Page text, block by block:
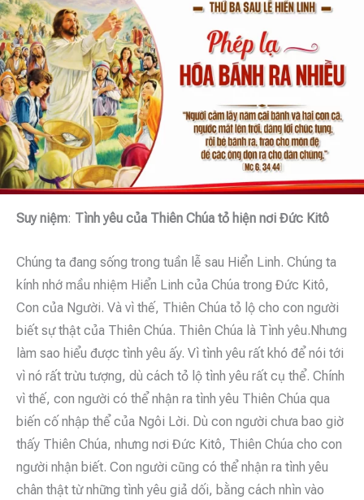
Suy niệm: Tình yêu của Thiên Chúa tỏ hiện nơi Đức Kitô
Chúng ta đang sống trong tuần lễ sau Hiển Linh. Chúng ta
kính nhớ mầu nhiệm Hiển Linh của Chúa trong Đức Kitô,
Con của Người. Và vì thế, Thiên Chúa tỏ lộ cho con người
biết sự thật của Thiên Chúa. Thiên Chúa là Tình yêu.Nhưng
làm sao hiểu được tình yêu ấy. Vì tình yêu rất khó để nói tới
vì nó rất trừu tượng, dù cách tỏ lộ tình yêu rất cụ thể. Chính
vì thế, con người có thể nhận ra tình yêu Thiên Chúa qua
biến cố nhập thể của Ngôi Lời. Dù con người chưa bao giờ
thấy Thiên Chúa, nhưng nơi Đức Kitô, Thiên Chúa cho con
người nhận biết. Con người cũng có thể nhận ra tình yêu
chân thật từ những tình yêu giả dối, bằng cách nhìn vào